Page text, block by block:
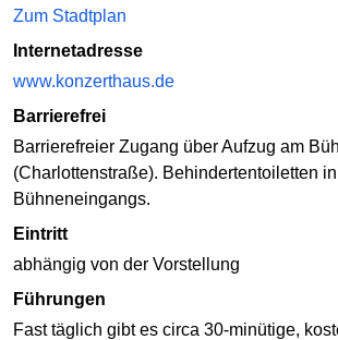
Zum Stadtplan
Internetadresse
www.konzerthaus.de
Barrierefrei
Barrierefreier Zugang über Aufzug am
(Charlottenstraße). Behindertentoiletten
Bühneneingangs.
Eintritt
abhängig von der Vorstellung
Führungen
Fast täglich gibt es circa 30-minütige,